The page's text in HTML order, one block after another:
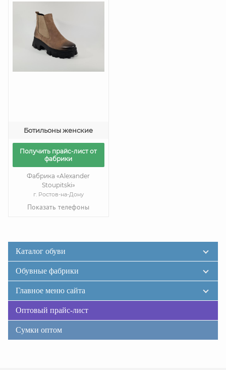
Ботильоны женские
Получить прайс-лист от
фабрики
Фабрика «Alexander
Stoupitski»
г. Ростов-на-Дону
Показать телефоны
Каталог обуви
Обувные фабрики
Главное меню сайта
Оптовый прайс-лист
Сумки оптом